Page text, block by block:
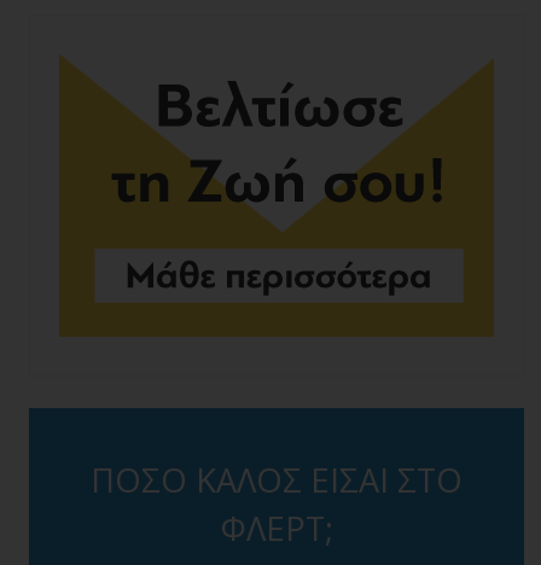
ΠΟΣΟ ΚΑΛΟΣ ΕΙΣΑΙ ΣΤΟ
ΦΛΕΡΤ;